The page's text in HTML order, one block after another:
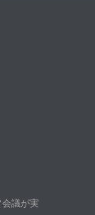
会議が実